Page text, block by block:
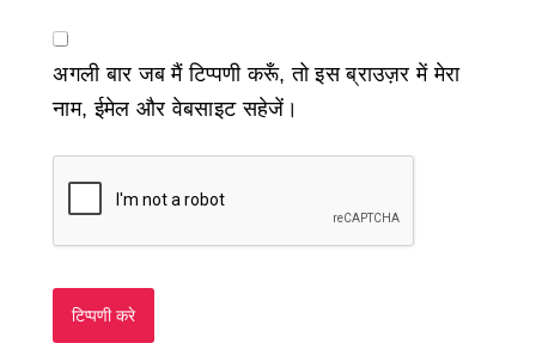
अगली बार जब मैं टिप्पणी करूँ, तो इस ब्राउज़र में मेरा
नाम, ईमेल और वेबसाइट सहेजें।